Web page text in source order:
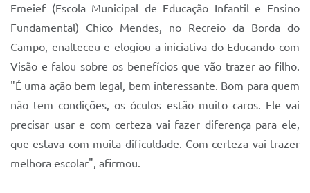
Emeief (Escola Municipal de Educação Infantil e Ensino
Fundamental) Chico Mendes, no Recreio da Borda do
Campo, enalteceu e elogiou a iniciativa do Educando com
Visão e falou sobre os benefícios que vão trazer ao filho.
"É uma ação bem legal, bem interessante. Bom para quem
não tem condições, os óculos estão muito caros. Ele vai
precisar usar e com certeza vai fazer diferença para ele,
que estava com muita dificuldade. Com certeza vai trazer
melhora escolar", afirmou.